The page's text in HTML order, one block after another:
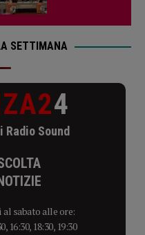
SETTIMANA
4
Sound
sabato alle ore:
16:30, 18:30, 19:30